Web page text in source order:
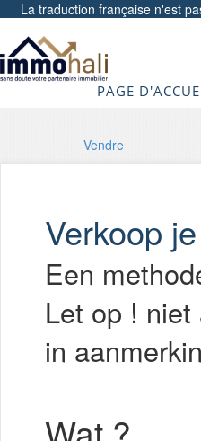
La traduction française n'est
PAGE
Vendre
Verkoop
Een
Let op !
in